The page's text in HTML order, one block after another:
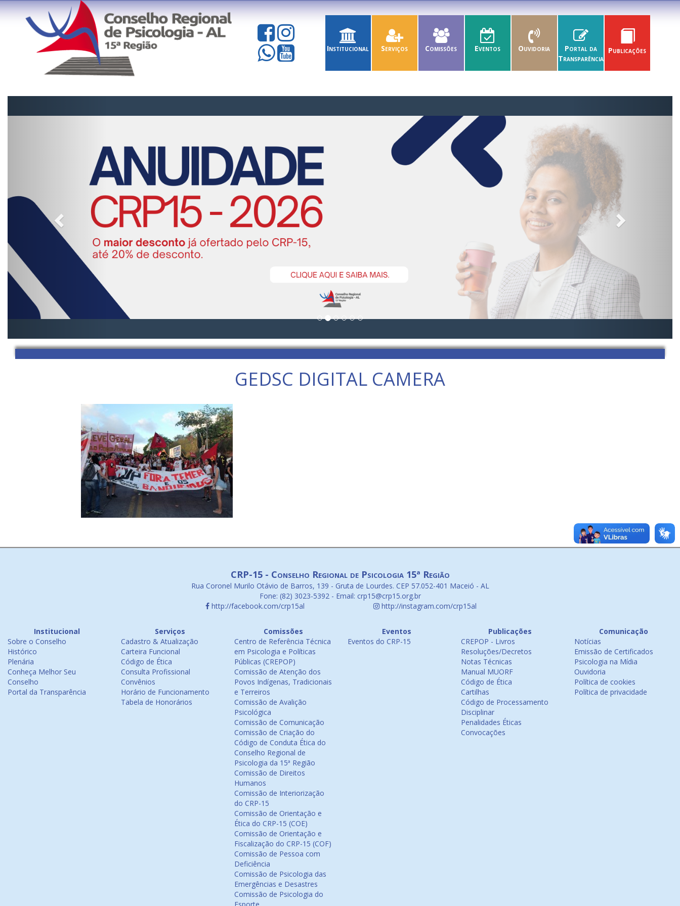
Institucional Serviços Comissões Eventos Ouvidoria
Portal da
Transparência
Publicações
GEDSC DIGITAL CAMERA
CRP-15 - Conselho Regional de Psicologia 15ª Região
Rua Coronel Murilo Otávio de Barros, 139 - Gruta de Lourdes. CEP 57.052-401 Maceió - AL
Fone: (82) 3023-5392 - Email: crp15@crp15.org.br
http://facebook.com/crp15al
http://instagram.com/crp15al
Institucional
Sobre o Conselho
Histórico
Plenária
Conheça Melhor Seu
Conselho
Portal da Transparência
Serviços
Cadastro & Atualização
Carteira Funcional
Código de Ética
Consulta Profissional
Convênios
Horário de Funcionamento
Tabela de Honorários
Comissões
Centro de Referência Técnica
em Psicologia e Políticas
Públicas (CREPOP)
Comissão de Atenção dos
Povos Indígenas, Tradicionais
e Terreiros
Comissão de Avalição
Psicológica
Comissão de Comunicação
Comissão de Criação do
Código de Conduta Ética do
Conselho Regional de
Psicologia da 15ª Região
Comissão de Direitos
Humanos
Comissão de Interiorização
do CRP-15
Comissão de Orientação e
Ética do CRP-15 (COE)
Comissão de Orientação e
Fiscalização do CRP-15 (COF)
Comissão de Pessoa com
Deficiência
Comissão de Psicologia das
Emergências e Desastres
Comissão de Psicologia do
Eventos
Eventos do CRP-15
Publicações
CREPOP - Livros
Resoluções/Decretos
Notas Técnicas
Manual MUORF
Código de Ética
Cartilhas
Código de Processamento
Disciplinar
Penalidades Éticas
Convocações
Comunicação
Notícias
Emissão de Certificados
Psicologia na Mídia
Ouvidoria
Política de cookies
Política de privacidade